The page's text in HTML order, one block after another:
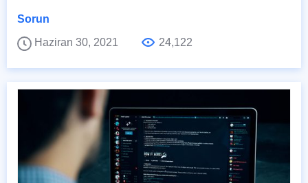
Sorun
Haziran 30, 2021
24,122